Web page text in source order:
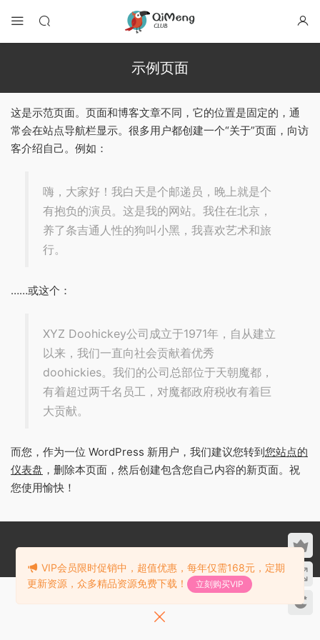
示例页面
这是示范页面。页面和博客文章不同，它的位置是固定的，通
常会在站点导航栏显示。很多用户都创建一个“关于”页面，向访
客介绍自己。例如：
嗨，大家好！我白天是个邮递员，晚上就是个
有抱负的演员。这是我的网站。我住在北京，
养了条吉通人性的狗叫小黑，我喜欢艺术和旅
行。
……或这个：
XYZ Doohickey公司成立于1971年，自从建立
以来，我们一直向社会贡献着优秀
doohickies。我们的公司总部位于天朝魔都，
有着超过两千名员工，对魔都政府税收有着巨
大贡献。
而您，作为一位 WordPress 新用户，我们建议您转到您站点的
仪表盘 ，删除本页面，然后创建包含您自己内容的新页面。祝
您使用愉快！
VIP会员限时促销中，超值优惠，每年仅需168元，定期
更新资源，众多精品资源免费下载！
立刻购买VIP